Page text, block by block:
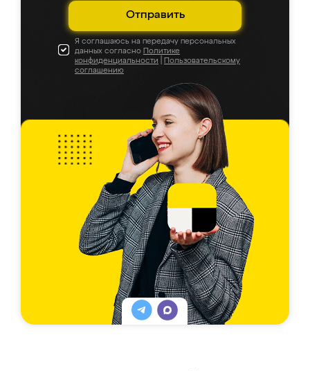
Отправить
Я соглашаюсь на передачу персональных
данных согласно Политике
конфиденциальности
Пользовательскому
соглашению